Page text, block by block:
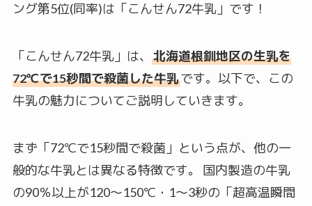
ング第5位(同率)は「こんせん72牛乳」です！
「こんせん72牛乳」は、 北海道根釧地区の生乳を
72℃で15秒間で殺菌した牛乳です。以下で、この
牛乳の魅力についてご説明していきます。
まず「72℃で15秒間で殺菌」という点が、他の一
般的な牛乳とは異なる特徴です。 国内製造の牛乳
の90％以上が120～150℃・1～3秒の「超高温瞬間